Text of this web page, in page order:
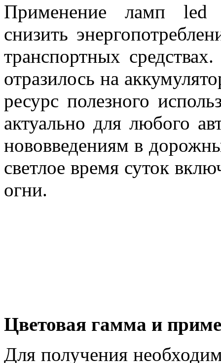
Применение ламп led
снизить
транспортных
отразилось на
ресурс полезного
актуально для любого
нововведениям в
светлое время суток
огни.
Цветовая гамма и
Для получения